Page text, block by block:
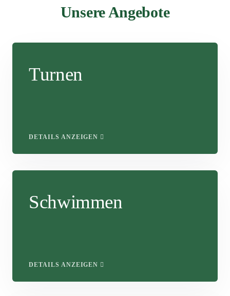
Unsere Angebote
Turnen
DETAILS ANZEIGEN
Schwimmen
DETAILS ANZEIGEN